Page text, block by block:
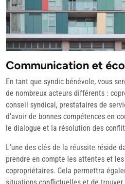
Communication et
En tant que syndic bénévole, vous
de nombreux acteurs différents :
conseil syndical, prestataires de
d’avoir de bonnes compétences en
le dialogue et la résolution des
L’une des clés de la réussite réside
prendre en compte les attentes et
copropriétaires. Cela permettra